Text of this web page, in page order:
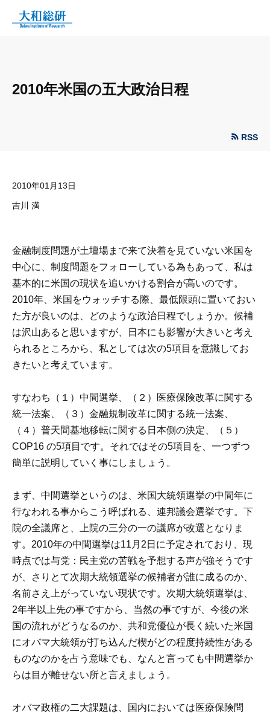
2010年米国の五大政治日程
RSS
2010年01月13日
吉川 満
金融制度問題が土壇場まで来て決着を見ていない米国を
中心に、制度問題をフォローしている為もあって、私は
基本的に米国の現状を追いかける割合が高いのです。
2010年、米国をウォッチする際、最低限頭に置いておい
た方が良いのは、どのような政治日程でしょうか。候補
は沢山あると思いますが、日本にも影響が大きいと考え
られるところから、私としては次の5項目を意識してお
きたいと考えています。
すなわち（１）中間選挙、（２）医療保険改革に関する
統一法案、（３）金融規制改革に関する統一法案、
（４）普天間基地移転に関する日本側の決定、（５）
COP16 の5項目です。それではその5項目を、一つずつ
簡単に説明していく事にしましょう。
まず、中間選挙というのは、米国大統領選挙の中間年に
行なわれる事からこう呼ばれる、連邦議会選挙です。下
院の全議席と、上院の三分の一の議席が改選となりま
す。2010年の中間選挙は11月2日に予定されており、現
時点では与党：民主党の苦戦を予想する声が強そうです
が、さりとて次期大統領選挙の候補者が誰に成るのか、
名前さえ上がっていない現状です。次期大統領選挙は、
2年半以上先の事ですから、当然の事ですが、今後の米
国の流れがどうなるのか、共和党優位が長く続いた米国
にオバマ大統領が打ち込んだ楔がどの程度持続性がある
ものなのかを占う意味でも、なんと言っても中間選挙か
らは目が離せない所と言えましょう。
オバマ政権の二大課題は、国内においては医療保険問